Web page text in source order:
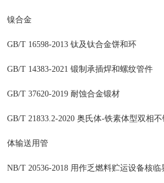
镍合金
GB/T 16598-2013 钛及钛合金饼和环
GB/T 14383-2021 锻制承插焊和螺纹管件
GB/T 37620-2019 耐蚀合金锻材
GB/T 21833.2-2020 奥氏体-铁素体型双相
体输送用管
NB/T 20536-2018 用作乏燃料贮运设备核